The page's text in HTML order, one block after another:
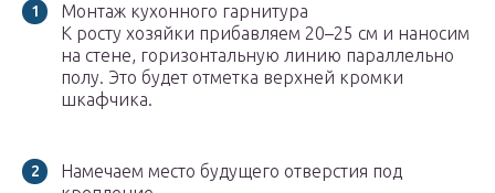
Монтаж кухонного гарнитура
К росту хозяйки прибавляем 20–25 см и наносим
на стене, горизонтальную линию параллельно
полу. Это будет отметка верхней кромки
шкафчика.
Намечаем место будущего отверстия под